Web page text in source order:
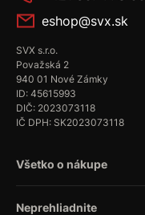
eshop@svx.sk
SVX s.r.o.
Považská 2
940 01 Nové Zámky
ID: 45615993
DIČ: 2023073118
IČ DPH: SK2023073118
Všetko o nákupe
Neprehliadnite